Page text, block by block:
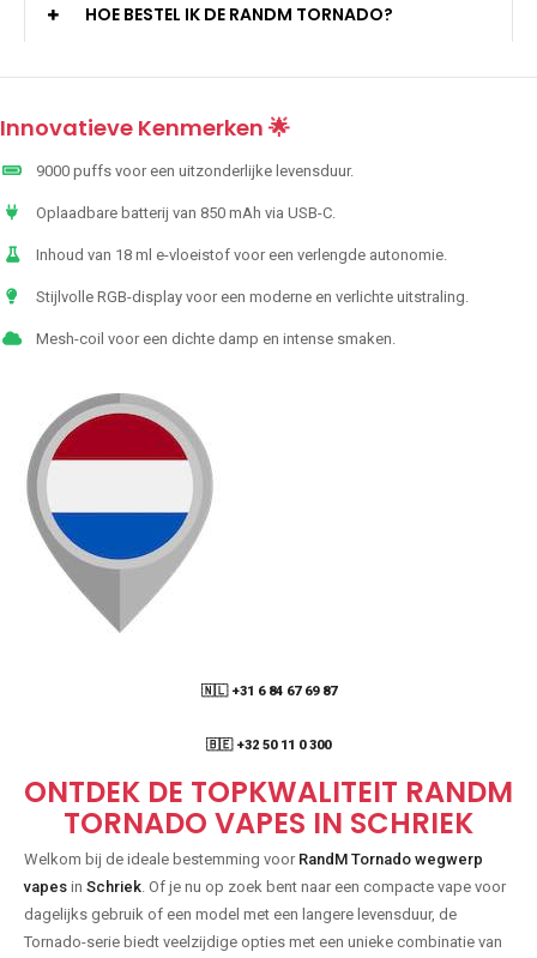
HOE BESTEL IK DE RANDM TORNADO?
Innovatieve Kenmerken 🌟
9000 puffs voor een uitzonderlijke levensduur.
Oplaadbare batterij van 850 mAh via USB-C.
Inhoud van 18 ml e-vloeistof voor een verlengde autonomie.
Stijlvolle RGB-display voor een moderne en verlichte uitstraling.
Mesh-coil voor een dichte damp en intense smaken.
🇳🇱 +31 6 84 67 69 87
🇧🇪 +32 50 11 0 300
ONTDEK DE TOPKWALITEIT RANDM
TORNADO VAPES IN SCHRIEK
Welkom bij de ideale bestemming voor RandM Tornado wegwerp
vapes in Schriek . Of je nu op zoek bent naar een compacte vape voor
dagelijks gebruik of een model met een langere levensduur, de
Tornado-serie biedt veelzijdige opties met een unieke combinatie van